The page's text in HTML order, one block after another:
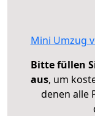
Mini Umzug
Bitte füllen
aus, um
denen alle